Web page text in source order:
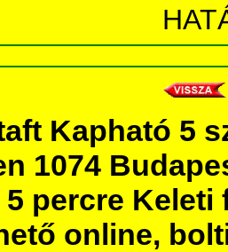
Kapható 5
1074
percre Keleti
online,